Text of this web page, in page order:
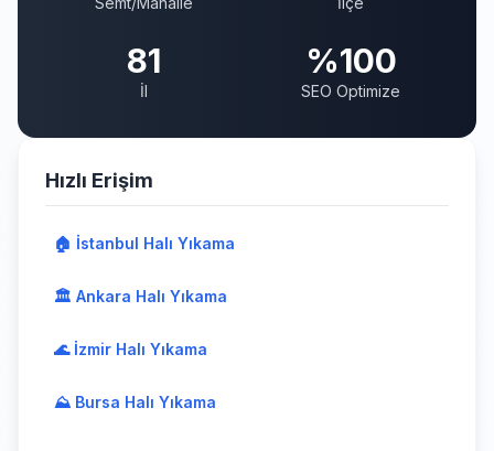
81
İl
%100
SEO Optimize
Hızlı Erişim
🏠 İstanbul Halı Yıkama
🏛️ Ankara Halı Yıkama
🌊 İzmir Halı Yıkama
⛰️ Bursa Halı Yıkama